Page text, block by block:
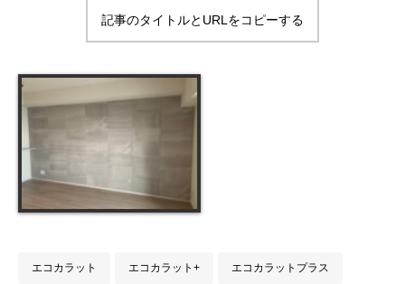
記事のタイトルとURLをコピーする
エコカラット エコカラット+ エコカラットプラス